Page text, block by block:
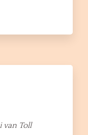
van Toll